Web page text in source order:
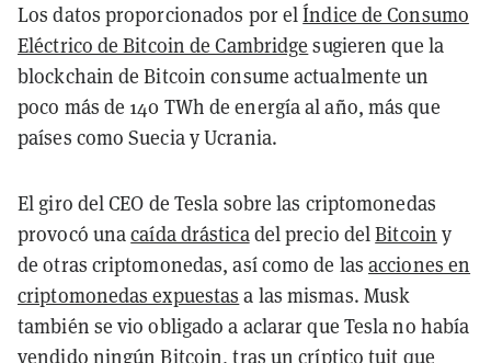
Los datos proporcionados por elÍndice de Consumo
Eléctrico de Bitcoin de Cambridge sugieren que la
blockchain de Bitcoin consume actualmente un
poco más de 140 TWh de energía al año, más que
países como Suecia y Ucrania.
El giro del CEO de Tesla sobre las criptomonedas
provocó unacaída drásticadel precio delBitcoin y
de otras criptomonedas, así como de lasacciones en
criptomonedas expuestas a las mismas. Musk
también se vio obligado a aclarar que Tesla no había
vendido ningún Bitcoin, tras un críptico tuit que